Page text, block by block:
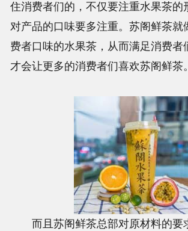
住消费者们的，不仅要注重水果茶的
对产品的口味要多注重。苏阁鲜茶就
费者口味的水果茶，从而满足消费者
才会让更多的消费者们喜欢苏阁鲜茶。
而且苏阁鲜茶总部对原材料的要